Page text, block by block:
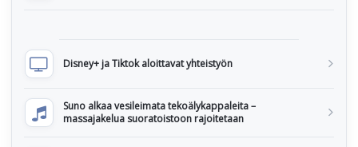
Disney+ ja Tiktok aloittavat yhteistyön
Suno alkaa vesileimata tekoälykappaleita –
massajakelua suoratoistoon rajoitetaan